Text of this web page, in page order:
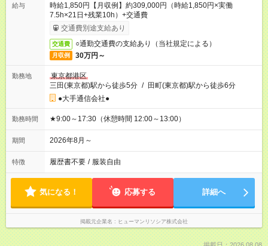
給与
時給1,850円【月収例】約309,000円（時給1,850円×実働
7.5h×21日+残業10h）+交通費
交通費別途支給あり
交通費 ○通勤交通費の支給あり（当社規定による）
月収例 30万円～
勤務地
東京都港区
三田(東京都)駅から徒歩5分 / 田町(東京都)駅から徒歩6分
●大手通信会社●
勤務時間 ★9:00～17:30（休憩時間 12:00～13:00）
期間 2026年8月～
特徴 履歴書不要 / 服装自由
気になる！ 応募する 詳細へ
掲載元企業名 ヒューマンリソシア株式会社